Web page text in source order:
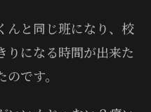
んと同じ班になり、校
りになる時間が出来た
です。